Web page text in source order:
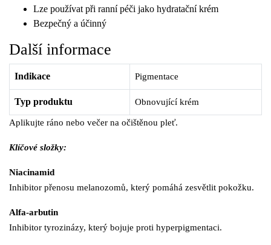
Lze používat při ranní péči jako hydratační krém
Bezpečný a účinný
Další informace
Indikace Pigmentace
Typ produktu Obnovující krém
Aplikujte ráno nebo večer na očištěnou pleť.
Klíčové složky:
Niacinamid
Inhibitor přenosu melanozomů, který pomáhá zesvětlit pokožku.
Alfa-arbutin
Inhibitor tyrozinázy, který bojuje proti hyperpigmentaci.